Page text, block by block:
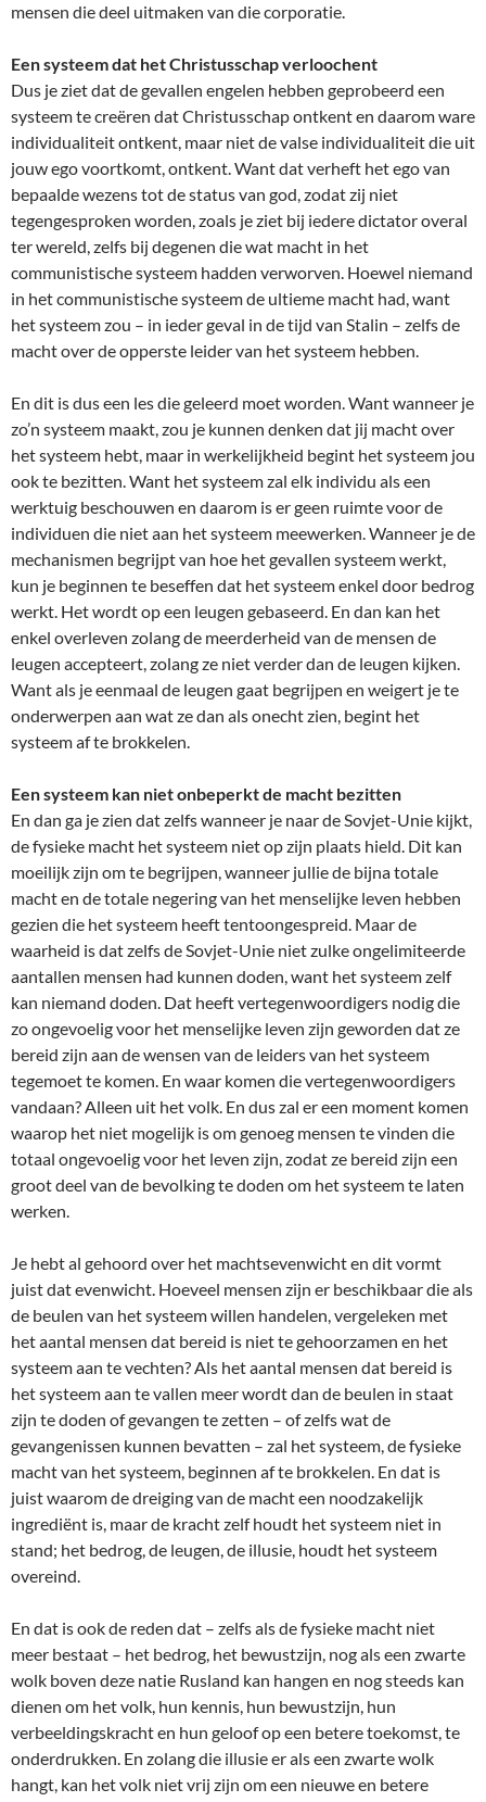
mensen die deel uitmaken van die corporatie.
Een systeem dat het Christusschap verloochent
Dus je ziet dat de gevallen engelen hebben geprobeerd een
systeem te creëren dat Christusschap ontkent en daarom ware
individualiteit ontkent, maar niet de valse individualiteit die uit
jouw ego voortkomt, ontkent. Want dat verheft het ego van
bepaalde wezens tot de status van god, zodat zij niet
tegengesproken worden, zoals je ziet bij iedere dictator overal
ter wereld, zelfs bij degenen die wat macht in het
communistische systeem hadden verworven. Hoewel niemand
in het communistische systeem de ultieme macht had, want
het systeem zou – in ieder geval in de tijd van Stalin – zelfs de
macht over de opperste leider van het systeem hebben.
En dit is dus een les die geleerd moet worden. Want wanneer je
zo’n systeem maakt, zou je kunnen denken dat jij macht over
het systeem hebt, maar in werkelijkheid begint het systeem jou
ook te bezitten. Want het systeem zal elk individu als een
werktuig beschouwen en daarom is er geen ruimte voor de
individuen die niet aan het systeem meewerken. Wanneer je de
mechanismen begrijpt van hoe het gevallen systeem werkt,
kun je beginnen te beseffen dat het systeem enkel door bedrog
werkt. Het wordt op een leugen gebaseerd. En dan kan het
enkel overleven zolang de meerderheid van de mensen de
leugen accepteert, zolang ze niet verder dan de leugen kijken.
Want als je eenmaal de leugen gaat begrijpen en weigert je te
onderwerpen aan wat ze dan als onecht zien, begint het
systeem af te brokkelen.
Een systeem kan niet onbeperkt de macht bezitten
En dan ga je zien dat zelfs wanneer je naar de Sovjet-Unie kijkt,
de fysieke macht het systeem niet op zijn plaats hield. Dit kan
moeilijk zijn om te begrijpen, wanneer jullie de bijna totale
macht en de totale negering van het menselijke leven hebben
gezien die het systeem heeft tentoongespreid. Maar de
waarheid is dat zelfs de Sovjet-Unie niet zulke ongelimiteerde
aantallen mensen had kunnen doden, want het systeem zelf
kan niemand doden. Dat heeft vertegenwoordigers nodig die
zo ongevoelig voor het menselijke leven zijn geworden dat ze
bereid zijn aan de wensen van de leiders van het systeem
tegemoet te komen. En waar komen die vertegenwoordigers
vandaan? Alleen uit het volk. En dus zal er een moment komen
waarop het niet mogelijk is om genoeg mensen te vinden die
totaal ongevoelig voor het leven zijn, zodat ze bereid zijn een
groot deel van de bevolking te doden om het systeem te laten
werken.
Je hebt al gehoord over het machtsevenwicht en dit vormt
juist dat evenwicht. Hoeveel mensen zijn er beschikbaar die als
de beulen van het systeem willen handelen, vergeleken met
het aantal mensen dat bereid is niet te gehoorzamen en het
systeem aan te vechten? Als het aantal mensen dat bereid is
het systeem aan te vallen meer wordt dan de beulen in staat
zijn te doden of gevangen te zetten – of zelfs wat de
gevangenissen kunnen bevatten – zal het systeem, de fysieke
macht van het systeem, beginnen af te brokkelen. En dat is
juist waarom de dreiging van de macht een noodzakelijk
ingrediënt is, maar de kracht zelf houdt het systeem niet in
stand; het bedrog, de leugen, de illusie, houdt het systeem
overeind.
En dat is ook de reden dat – zelfs als de fysieke macht niet
meer bestaat – het bedrog, het bewustzijn, nog als een zwarte
wolk boven deze natie Rusland kan hangen en nog steeds kan
dienen om het volk, hun kennis, hun bewustzijn, hun
verbeeldingskracht en hun geloof op een betere toekomst, te
onderdrukken. En zolang die illusie er als een zwarte wolk
hangt, kan het volk niet vrij zijn om een nieuwe en betere